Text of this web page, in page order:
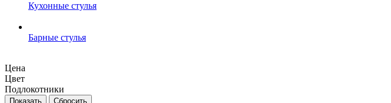
Кухонные стулья
Барные стулья
Цена
Цвет
Подлокотники
Сбросить